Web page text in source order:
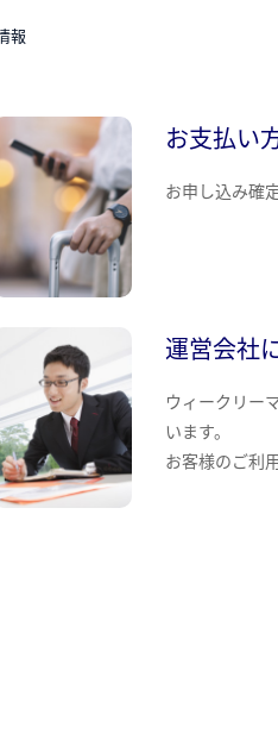
報
お支払い
お申し込み確
運営会社
ウィークリー
います。
お客様のご利